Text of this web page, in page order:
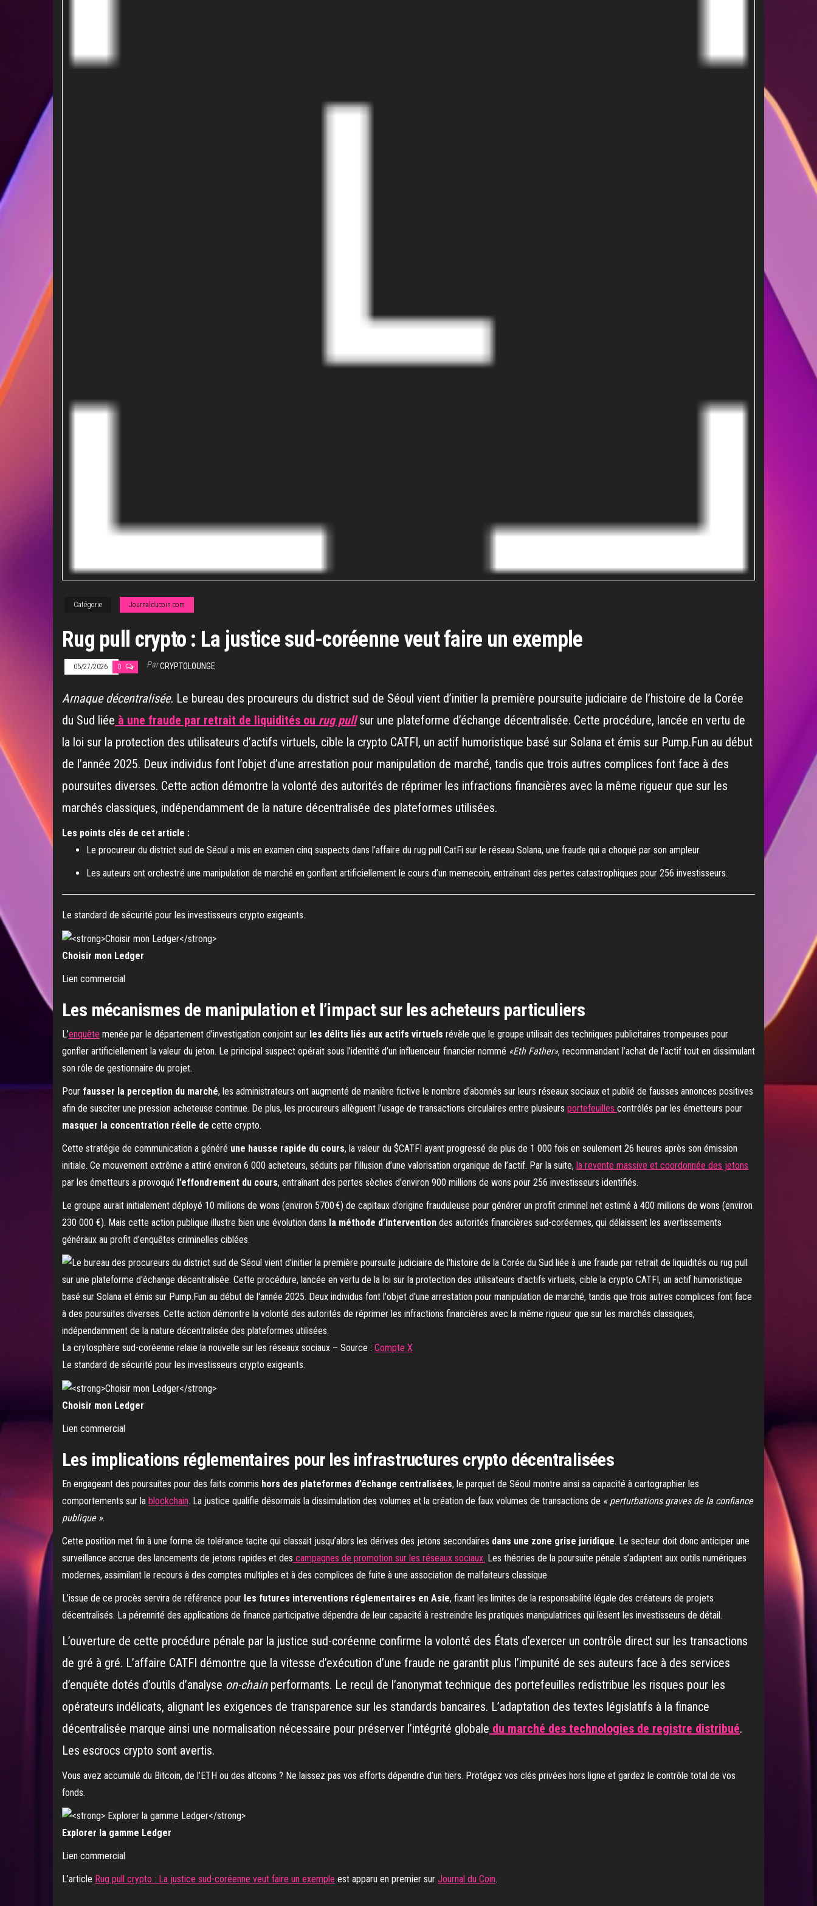
Catégorie Journalducoin.com
Rug pull crypto : La justice sud-coréenne veut faire un exemple
05/27/2026 0 ParCRYPTOLOUNGE
Arnaque décentralisée. Le bureau des procureurs du district sud de Séoul vient d’initier la première poursuite judiciaire de l’histoire de la Corée
du Sud liée à une fraude par retrait de liquidités ou rug pullsur une plateforme d’échange décentralisée. Cette procédure, lancée en vertu de
la loi sur la protection des utilisateurs d’actifs virtuels, cible la crypto CATFI, un actif humoristique basé sur Solana et émis sur Pump.Fun au début
de l’année 2025. Deux individus font l’objet d’une arrestation pour manipulation de marché, tandis que trois autres complices font face à des
poursuites diverses. Cette action démontre la volonté des autorités de réprimer les infractions financières avec la même rigueur que sur les
marchés classiques, indépendamment de la nature décentralisée des plateformes utilisées.
Les points clés de cet article :
Le procureur du district sud de Séoul a mis en examen cinq suspects dans l’affaire du rug pull CatFi sur le réseau Solana, une fraude qui a choqué par son ampleur.
Les auteurs ont orchestré une manipulation de marché en gonflant artificiellement le cours d’un memecoin, entraînant des pertes catastrophiques pour 256 investisseurs.
Le standard de sécurité pour les investisseurs crypto exigeants.
Choisir mon Ledger
Lien commercial
Les mécanismes de manipulation et l’impact sur les acheteurs particuliers
L’enquête menée par le département d’investigation conjoint sur les délits liés aux actifs virtuels révèle que le groupe utilisait des techniques publicitaires trompeuses pour
gonfler artificiellement la valeur du jeton. Le principal suspect opérait sous l’identité d’un influenceur financier nommé «Eth Father», recommandant l’achat de l’actif tout en dissimulant
son rôle de gestionnaire du projet.
Pour fausser la perception du marché, les administrateurs ont augmenté de manière fictive le nombre d’abonnés sur leurs réseaux sociaux et publié de fausses annonces positives
afin de susciter une pression acheteuse continue. De plus, les procureurs allèguent l’usage de transactions circulaires entre plusieurs portefeuilles contrôlés par les émetteurs pour
masquer la concentration réelle de cette crypto.
Cette stratégie de communication a généré une hausse rapide du cours, la valeur du $CATFI ayant progressé de plus de 1 000 fois en seulement 26 heures après son émission
initiale. Ce mouvement extrême a attiré environ 6 000 acheteurs, séduits par l’illusion d’une valorisation organique de l’actif. Par la suite, la revente massive et coordonnée des jetons
par les émetteurs a provoqué l’effondrement du cours, entraînant des pertes sèches d’environ 900 millions de wons pour 256 investisseurs identifiés.
Le groupe aurait initialement déployé 10 millions de wons (environ 5700 €) de capitaux d’origine frauduleuse pour générer un profit criminel net estimé à 400 millions de wons (environ
230 000 €). Mais cette action publique illustre bien une évolution dans la méthode d’intervention des autorités financières sud-coréennes, qui délaissent les avertissements
généraux au profit d’enquêtes criminelles ciblées.
La crytosphère sud-coréenne relaie la nouvelle sur les réseaux sociaux – Source : Compte X
Le standard de sécurité pour les investisseurs crypto exigeants.
Choisir mon Ledger
Lien commercial
Les implications réglementaires pour les infrastructures crypto décentralisées
En engageant des poursuites pour des faits commis hors des plateformes d’échange centralisées, le parquet de Séoul montre ainsi sa capacité à cartographier les
comportements sur la blockchain. La justice qualifie désormais la dissimulation des volumes et la création de faux volumes de transactions de « perturbations graves de la confiance
publique ».
Cette position met fin à une forme de tolérance tacite qui classait jusqu’alors les dérives des jetons secondaires dans une zone grise juridique. Le secteur doit donc anticiper une
surveillance accrue des lancements de jetons rapides et des campagnes de promotion sur les réseaux sociaux. Les théories de la poursuite pénale s’adaptent aux outils numériques
modernes, assimilant le recours à des comptes multiples et à des complices de fuite à une association de malfaiteurs classique.
L’issue de ce procès servira de référence pour les futures interventions réglementaires en Asie, fixant les limites de la responsabilité légale des créateurs de projets
décentralisés. La pérennité des applications de finance participative dépendra de leur capacité à restreindre les pratiques manipulatrices qui lèsent les investisseurs de détail.
L’ouverture de cette procédure pénale par la justice sud-coréenne confirme la volonté des États d’exercer un contrôle direct sur les transactions
de gré à gré. L’affaire CATFI démontre que la vitesse d’exécution d’une fraude ne garantit plus l’impunité de ses auteurs face à des services
d’enquête dotés d’outils d’analyse on-chain performants. Le recul de l’anonymat technique des portefeuilles redistribue les risques pour les
opérateurs indélicats, alignant les exigences de transparence sur les standards bancaires. L’adaptation des textes législatifs à la finance
décentralisée marque ainsi une normalisation nécessaire pour préserver l’intégrité globale du marché des technologies de registre distribué.
Les escrocs crypto sont avertis.
Vous avez accumulé du Bitcoin, de l’ETH ou des altcoins ? Ne laissez pas vos efforts dépendre d’un tiers. Protégez vos clés privées hors ligne et gardez le contrôle total de vos
fonds.
Explorer la gamme Ledger
Lien commercial
L’article Rug pull crypto : La justice sud-coréenne veut faire un exemple est apparu en premier sur Journal du Coin.